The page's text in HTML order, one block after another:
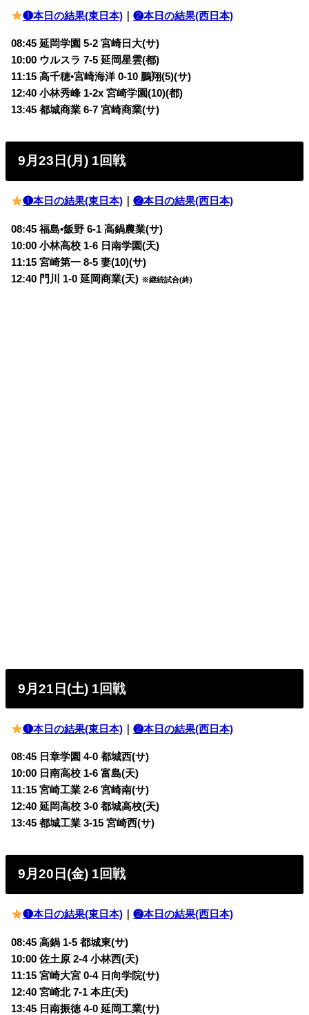
❶本日の結果(東日本) ｜❷本日の結果(西日本)
08:45 延岡学園 5-2 宮崎日大(サ)
10:00 ウルスラ 7-5 延岡星雲(都)
11:15 高千穂•宮崎海洋 0-10 鵬翔(5)(サ)
12:40 小林秀峰 1-2x 宮崎学園(10)(都)
13:45 都城商業 6-7 宮崎商業(サ)
9月23日(月) 1回戦
❶本日の結果(東日本) ｜❷本日の結果(西日本)
08:45 福島•飯野 6-1 高鍋農業(サ)
10:00 小林高校 1-6 日南学園(天)
11:15 宮崎第一 8-5 妻(10)(サ)
12:40 門川 1-0 延岡商業(天) ※継続試合(終)
9月21日(土) 1回戦
❶本日の結果(東日本) ｜❷本日の結果(西日本)
08:45 日章学園 4-0 都城西(サ)
10:00 日南高校 1-6 富島(天)
11:15 宮崎工業 2-6 宮崎南(サ)
12:40 延岡高校 3-0 都城高校(天)
13:45 都城工業 3-15 宮崎西(サ)
9月20日(金) 1回戦
❶本日の結果(東日本) ｜❷本日の結果(西日本)
08:45 高鍋 1-5 都城東(サ)
10:00 佐土原 2-4 小林西(天)
11:15 宮崎大宮 0-4 日向学院(サ)
12:40 宮崎北 7-1 本庄(天)
13:45 日南振徳 4-0 延岡工業(サ)